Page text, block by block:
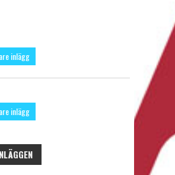
inlägg
inlägg